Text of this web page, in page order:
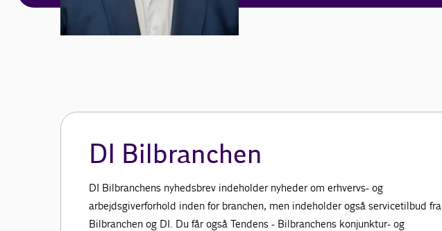
DI Bilbranchen
DI Bilbranchens nyhedsbrev indeholder nyheder om erhvervs- og
arbejdsgiverforhold inden for branchen, men indeholder også servicetilbud fra
Bilbranchen og DI. Du får også Tendens - Bilbranchens konjunktur- og